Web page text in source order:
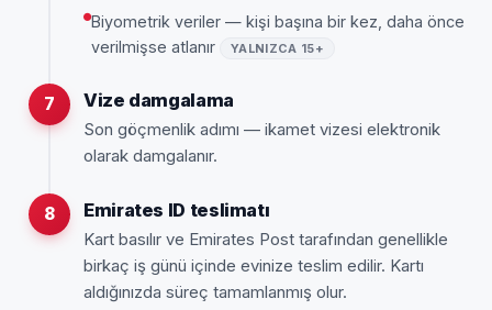
Biyometrik veriler — kişi başına bir kez, daha önce
verilmişse atlanır
YALNIZCA 15+
7 Vize damgalama
Son göçmenlik adımı — ikamet vizesi elektronik
olarak damgalanır.
8 Emirates ID teslimatı
Kart basılır ve Emirates Post tarafından genellikle
birkaç iş günü içinde evinize teslim edilir. Kartı
aldığınızda süreç tamamlanmış olur.